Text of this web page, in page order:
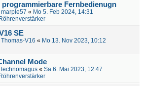
programmierbare Fernbedienugn
marple57 « Mo 5. Feb 2024, 14:31
SE
Thomas-V16 « Mo 13. Nov 2023, 10:12
Mode
technomagus « Sa 6. Mai 2023, 12:47